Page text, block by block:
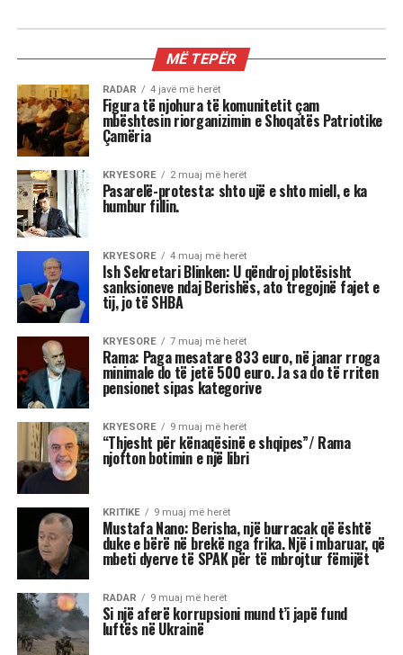
Mustafa Nano: Pushteti i Ramës
është i frikshëm, unë do isha
çmendur po të kisha pushtetin e tij
Mustafa Nano duke komentuar qeverinë e re, tha
që kryeministri Edi Rama është sot një lider
absolut në Shqipëri, sidomos brenda
mazhorancës socialiste.
Sipas Nanos, ministrja që do të operojë me
inteligjencë artificiale, Diella, është një gjetje
interesante, që i shkon epokës “High
Tecnology”, në të cilën jetojmë, “por unë nuk
kam kompetencën për ta vlerësuar si gjetje”.
“Duhet të presim për të parë sa funksionale do të
rezultojë”.
“Ministrja më e veçantë është Diella. Zgjedhjet e
tjera s’më befasuan, janë zgjedhje brenda stilit të